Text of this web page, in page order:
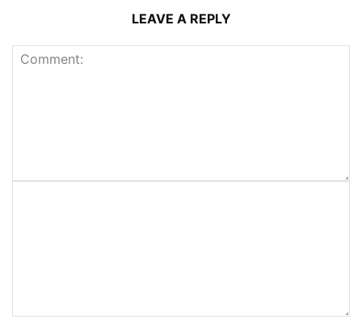
LEAVE A REPLY